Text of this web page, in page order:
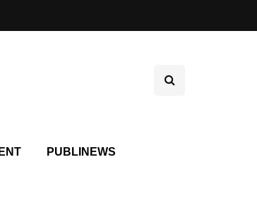
PUBLINEWS